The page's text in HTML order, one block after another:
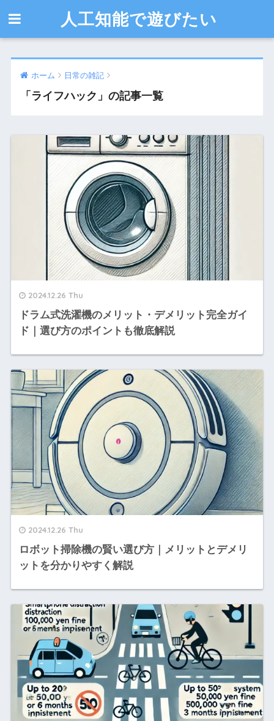
人工知能で遊びたい
ホーム 日常の雑記
「ライフハック」の記事一覧
2024.12.26 Thu
ドラム式洗濯機のメリット・デメリット完全ガイ
ド｜選び方のポイントも徹底解説
2024.12.26 Thu
ロボット掃除機の賢い選び方｜メリットとデメリ
ットを分かりやすく解説